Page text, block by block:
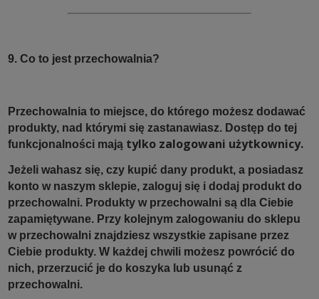
9. Co to jest przechowalnia?
Przechowalnia to miejsce, do którego możesz dodawać
produkty, nad którymi się zastanawiasz. Dostęp do tej
funkcjonalności mają tylko zalogowani użytkownicy.
Jeżeli wahasz się, czy kupić dany produkt, a posiadasz
konto w naszym sklepie, zaloguj się i dodaj produkt do
przechowalni. Produkty w przechowalni są dla Ciebie
zapamiętywane. Przy kolejnym zalogowaniu do sklepu
w przechowalni znajdziesz wszystkie zapisane przez
Ciebie produkty. W każdej chwili możesz powrócić do
nich, przerzucić je do koszyka lub usunąć z
przechowalni.